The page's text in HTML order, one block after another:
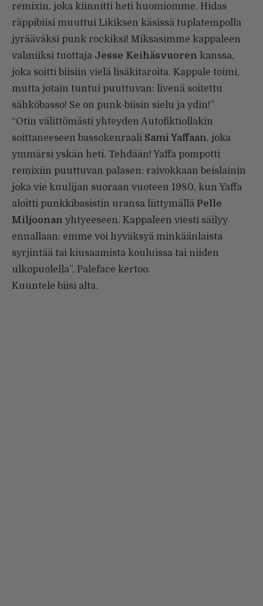
remixin, joka kiinnitti heti huomiomme. Hidas
räppibiisi muuttui Likiksen käsissä tuplatempolla
jyrääväksi punk rockiksi! Miksasimme kappaleen
valmiiksi tuottaja Jesse Keihäsvuoren kanssa,
joka soitti biisiin vielä lisäkitaroita. Kappale toimi,
mutta jotain tuntui puuttuvan: livenä soitettu
sähköbasso! Se on punk-biisin sielu ja ydin!”
“Otin välittömästi yhteyden Autofiktiollakin
soittaneeseen bassokenraali Sami Yaffaan, joka
ymmärsi yskän heti. Tehdään! Yaffa pompotti
remixiin puuttuvan palasen: raivokkaan beislainin
joka vie kuulijan suoraan vuoteen 1980, kun Yaffa
aloitti punkkibasistin uransa liittymällä Pelle
Miljoonan yhtyeeseen. Kappaleen viesti säilyy
ennallaan: emme voi hyväksyä minkäänlaista
syrjintää tai kiusaamista kouluissa tai niiden
ulkopuolella”, Paleface kertoo.
Kuuntele biisi alta.